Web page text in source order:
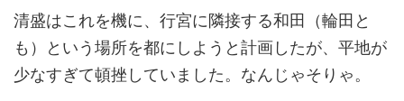
清盛はこれを機に、行宮に隣接する和田（輪田と
も）という場所を都にしようと計画したが、平地が
少なすぎて頓挫していました。なんじゃそりゃ。